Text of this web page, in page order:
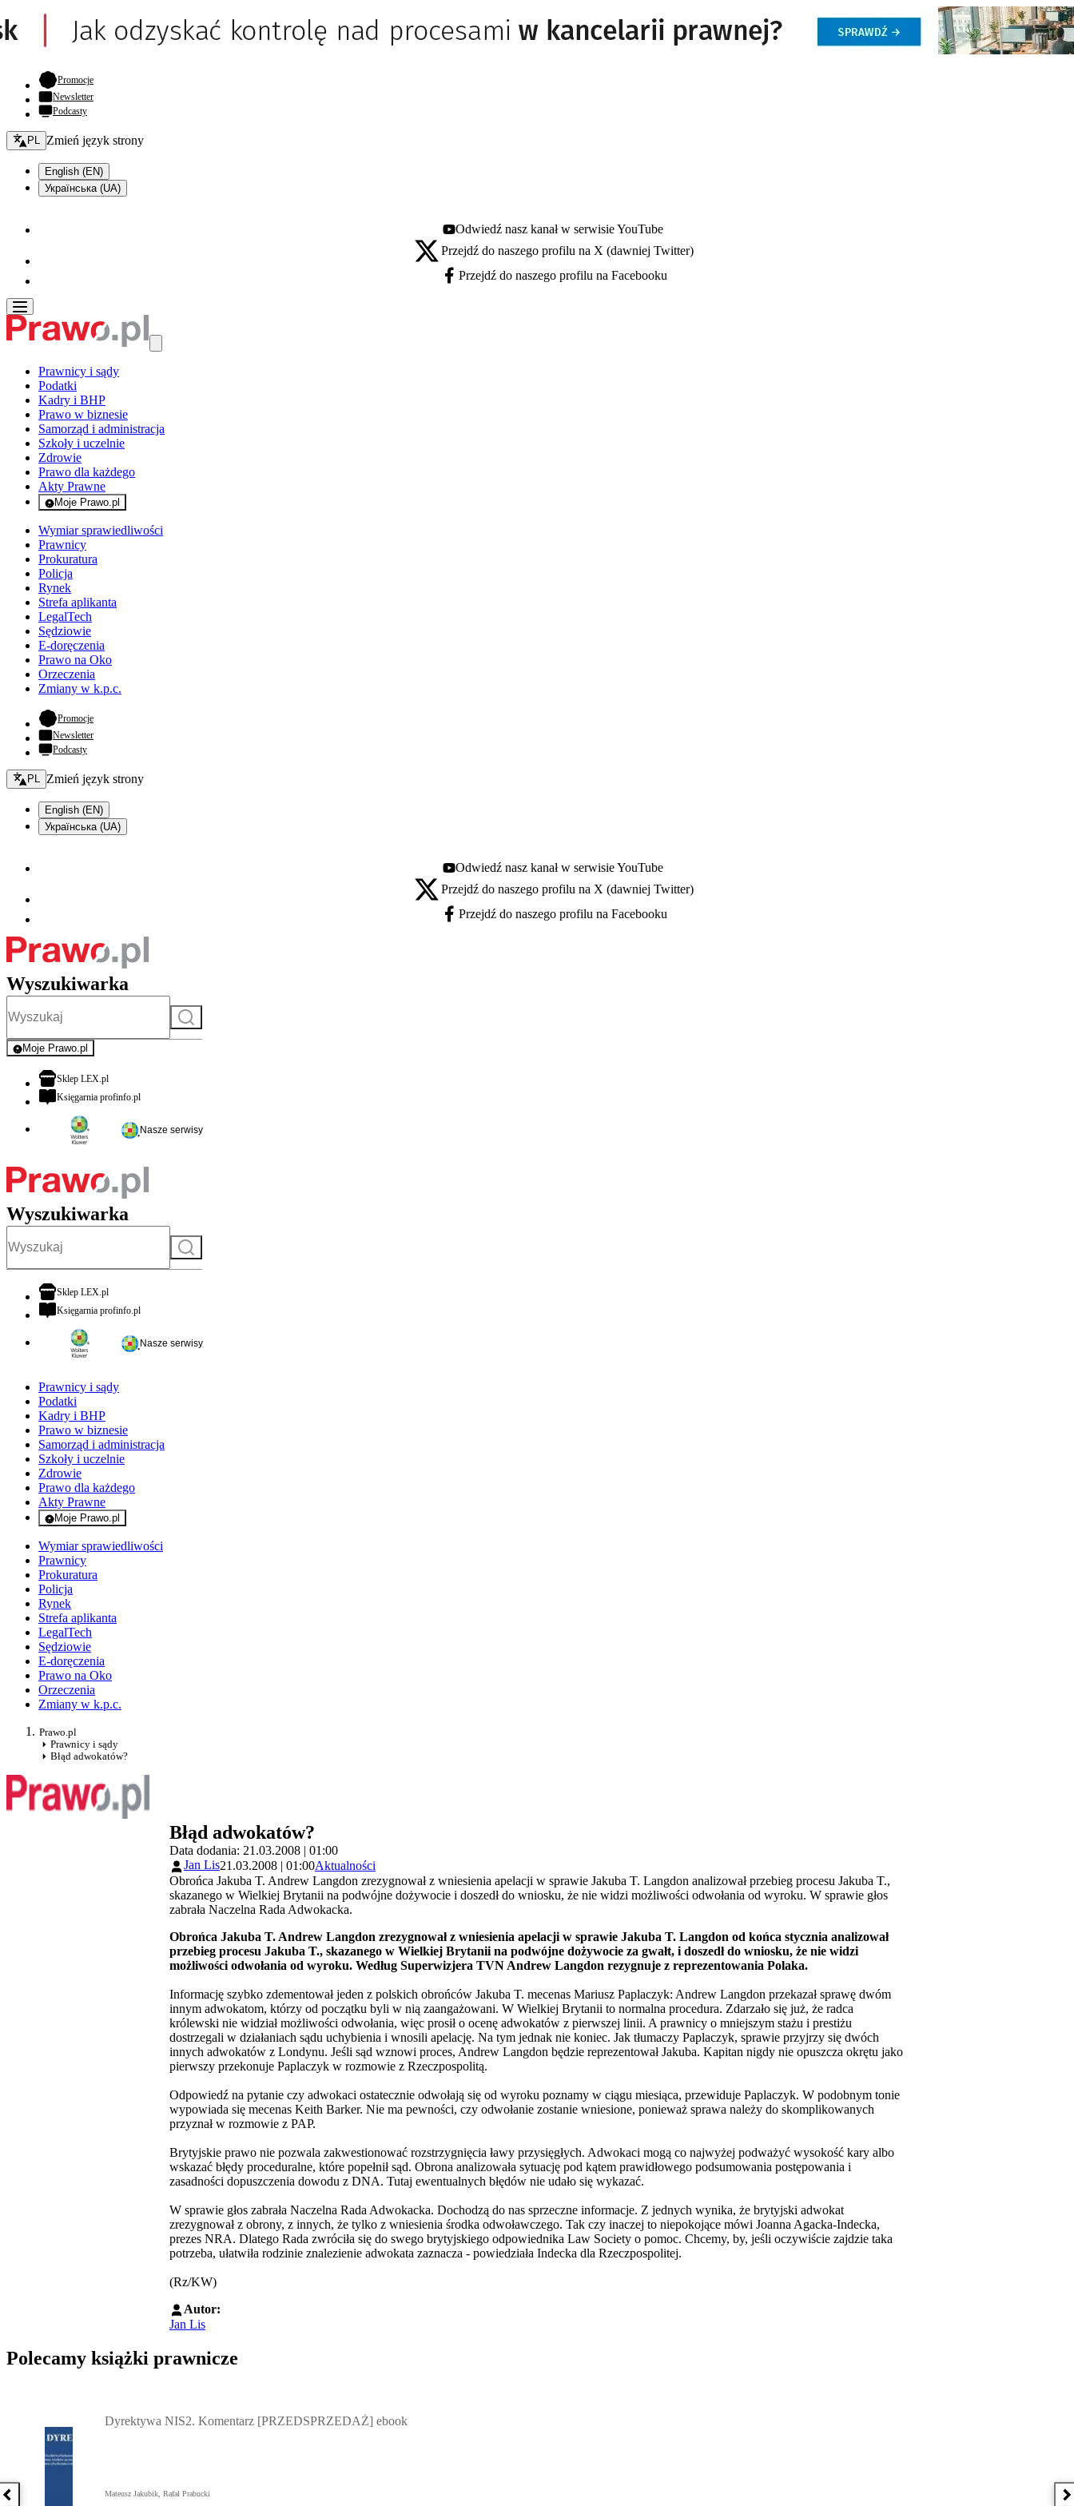
Promocje- otwiera się w nowej karcie
Newsletter
Podcasty
Zmień język - bieżący:
PL Zmień język strony
English (EN)
Українська (UA)
Youtube - otwiera się w nowej karcie
Odwiedź nasz kanał w serwisie YouTube
X - otwiera się w nowej karcie
Przejdź do naszego profilu na X (dawniej Twitter)
Facebook - otwiera się w nowej karcie
Przejdź do naszego profilu na Facebooku
Prawnicy i sądy
Podatki
Kadry i BHP
Prawo w biznesie
Samorząd i administracja
Szkoły i uczelnie
Zdrowie
Prawo dla każdego
Akty Prawne
Moje Prawo.pl
- rejestracja i logowanie do serwisu
Wymiar sprawiedliwości
Prawnicy
Prokuratura
Policja
Rynek
Strefa aplikanta
LegalTech
Sędziowie
E-doręczenia
Prawo na Oko
Orzeczenia
Zmiany w k.p.c.
Promocje- otwiera się w nowej karcie
Newsletter
Podcasty
Zmień język - bieżący:
PL Zmień język strony
English (EN)
Українська (UA)
Youtube - otwiera się w nowej karcie
Odwiedź nasz kanał w serwisie YouTube
X - otwiera się w nowej karcie
Przejdź do naszego profilu na X (dawniej Twitter)
Facebook - otwiera się w nowej karcie
Przejdź do naszego profilu na Facebooku
Wyszukiwarka
Szukaj
Moje Prawo.pl
- rejestracja i logowanie do serwisu
Sklep LEX.plotwiera się w nowej karcie
Księgarnia profinfo.plotwiera się w nowej karcie
Nasze serwisy
Wyszukiwarka
Szukaj
Sklep LEX.plotwiera się w nowej karcie
Księgarnia profinfo.plotwiera się w nowej karcie
Nasze serwisy
Prawnicy i sądy
Podatki
Kadry i BHP
Prawo w biznesie
Samorząd i administracja
Szkoły i uczelnie
Zdrowie
Prawo dla każdego
Akty Prawne
Moje Prawo.pl
- rejestracja i logowanie do serwisu
Wymiar sprawiedliwości
Prawnicy
Prokuratura
Policja
Rynek
Strefa aplikanta
LegalTech
Sędziowie
E-doręczenia
Prawo na Oko
Orzeczenia
Zmiany w k.p.c.
Prawo.pl
Prawnicy i sądy
Błąd adwokatów?
Błąd adwokatów?
Data dodania: 21.03.2008 | 01:00
Jan Lis21.03.2008 | 01:00Aktualności
Obrońca Jakuba T. Andrew Langdon zrezygnował z wniesienia apelacji w sprawie Jakuba T. Langdon analizował przebieg procesu Jakuba T.,
skazanego w Wielkiej Brytanii na podwójne dożywocie i doszedł do wniosku, że nie widzi możliwości odwołania od wyroku. W sprawie głos
zabrała Naczelna Rada Adwokacka.
Obrońca Jakuba T. Andrew Langdon zrezygnował z wniesienia apelacji w sprawie Jakuba T. Langdon od końca stycznia analizował
przebieg procesu Jakuba T., skazanego w Wielkiej Brytanii na podwójne dożywocie za gwałt, i doszedł do wniosku, że nie widzi
możliwości odwołania od wyroku. Według Superwizjera TVN Andrew Langdon rezygnuje z reprezentowania Polaka.
Informację szybko zdementował jeden z polskich obrońców Jakuba T. mecenas Mariusz Paplaczyk: Andrew Langdon przekazał sprawę dwóm
innym adwokatom, którzy od początku byli w nią zaangażowani. W Wielkiej Brytanii to normalna procedura. Zdarzało się już, że radca
królewski nie widział możliwości odwołania, więc prosił o ocenę adwokatów z pierwszej linii. A prawnicy o mniejszym stażu i prestiżu
dostrzegali w działaniach sądu uchybienia i wnosili apelację. Na tym jednak nie koniec. Jak tłumaczy Paplaczyk, sprawie przyjrzy się dwóch
innych adwokatów z Londynu. Jeśli sąd wznowi proces, Andrew Langdon będzie reprezentował Jakuba. Kapitan nigdy nie opuszcza okrętu jako
pierwszy przekonuje Paplaczyk w rozmowie z Rzeczpospolitą.
Odpowiedź na pytanie czy adwokaci ostatecznie odwołają się od wyroku poznamy w ciągu miesiąca, przewiduje Paplaczyk. W podobnym tonie
wypowiada się mecenas Keith Barker. Nie ma pewności, czy odwołanie zostanie wniesione, ponieważ sprawa należy do skomplikowanych
przyznał w rozmowie z PAP.
Brytyjskie prawo nie pozwala zakwestionować rozstrzygnięcia ławy przysięgłych. Adwokaci mogą co najwyżej podważyć wysokość kary albo
wskazać błędy proceduralne, które popełnił sąd. Obrona analizowała sytuację pod kątem prawidłowego podsumowania postępowania i
zasadności dopuszczenia dowodu z DNA. Tutaj ewentualnych błędów nie udało się wykazać.
W sprawie głos zabrała Naczelna Rada Adwokacka. Dochodzą do nas sprzeczne informacje. Z jednych wynika, że brytyjski adwokat
zrezygnował z obrony, z innych, że tylko z wniesienia środka odwoławczego. Tak czy inaczej to niepokojące mówi Joanna Agacka-Indecka,
prezes NRA. Dlatego Rada zwróciła się do swego brytyjskiego odpowiednika Law Society o pomoc. Chcemy, by, jeśli oczywiście zajdzie taka
potrzeba, ułatwiła rodzinie znalezienie adwokata zaznacza - powiedziała Indecka dla Rzeczpospolitej.
(Rz/KW)
Autor:
Jan Lis
Polecamy książki prawnicze
Poprzednia książka
Dyrektywa NIS2. Komentarz [PRZEDSPRZEDAŻ] ebook
Mateusz Jakubik, Rafał Prabucki